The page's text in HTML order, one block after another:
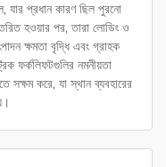
যার প্রধান কারণ ছিল পুরনো
হওয়ার পর, তারা লোডিং ও
ক্ষমতা বৃদ্ধি এবং গ্রাহক
ফর্কলিফটগুলির নমনীয়তা
সক্ষম করে, যা স্থান ব্যবহারের